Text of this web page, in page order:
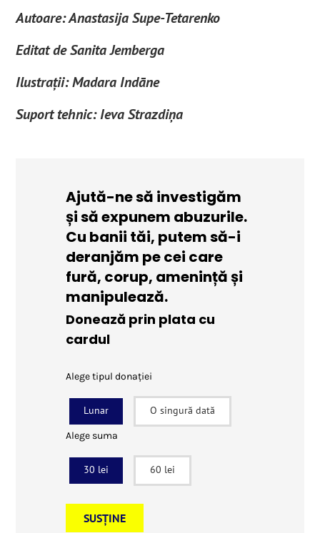
Autoare: Anastasija Supe-Tetarenko
Editat de Sanita Jemberga
Ilustrații: Madara Indāne
Suport tehnic: Ieva Strazdiņa
Ajută-ne să investigăm
și să expunem abuzurile.
Cu banii tăi, putem să-i
deranjăm pe cei care
fură, corup, amenință și
manipulează.
Donează prin plata cu
cardul
Alege tipul donației
Lunar O singură dată
Alege suma
30 lei 60 lei
SUSȚINE